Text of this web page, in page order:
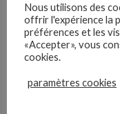
Nos
Découvrez nos
multidiffuseurs, sites
Nous utilisons des
offrir l'expérience la
préférences et les
«Accepter», vous
cookies.
paramètres cookies